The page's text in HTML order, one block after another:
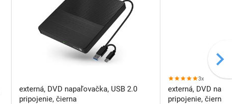
externá, DVD napaľovačka, USB 2.0
pripojenie, čierna
3x
externá, DVD
pripojenie, čierna